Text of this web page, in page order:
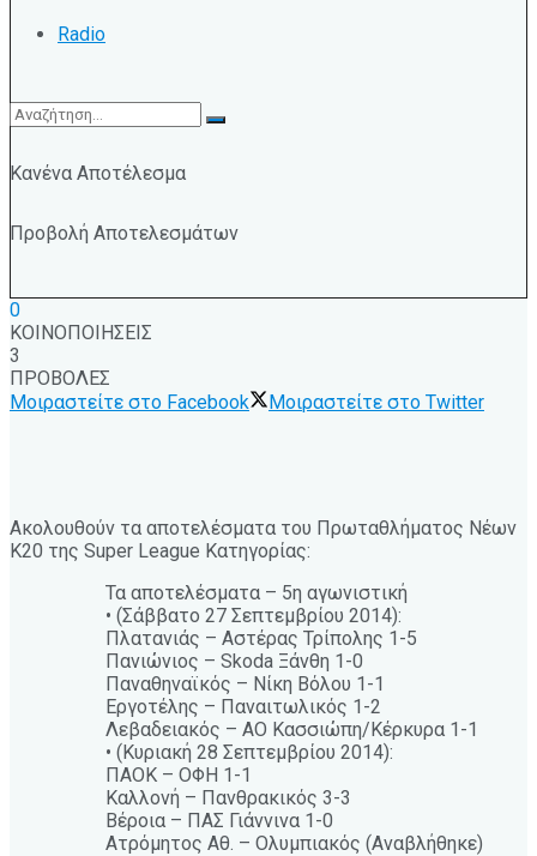
Radio
Κανένα Αποτέλεσμα
Προβολή Αποτελεσμάτων
0
ΚΟΙΝΟΠΟΙΗΣΕΙΣ
3
ΠΡΟΒΟΛΕΣ
Μοιραστείτε στο Facebook
Μοιραστείτε στο Twitter
Ακολουθούν τα αποτελέσματα του Πρωταθλήματος Νέων
Κ20 της Super League Κατηγορίας:
Τα αποτελέσματα – 5η αγωνιστική
• (Σάββατο 27 Σεπτεμβρίου 2014):
Πλατανιάς – Αστέρας Τρίπολης 1-5
Πανιώνιος – Skoda Ξάνθη 1-0
Παναθηναϊκός – Νίκη Βόλου 1-1
Εργοτέλης – Παναιτωλικός 1-2
Λεβαδειακός – ΑΟ Κασσιώπη/Κέρκυρα 1-1
• (Κυριακή 28 Σεπτεμβρίου 2014):
ΠΑΟΚ – ΟΦΗ 1-1
Καλλονή – Πανθρακικός 3-3
Βέροια – ΠΑΣ Γιάννινα 1-0
Ατρόμητος Αθ. – Ολυμπιακός (Αναβλήθηκε)